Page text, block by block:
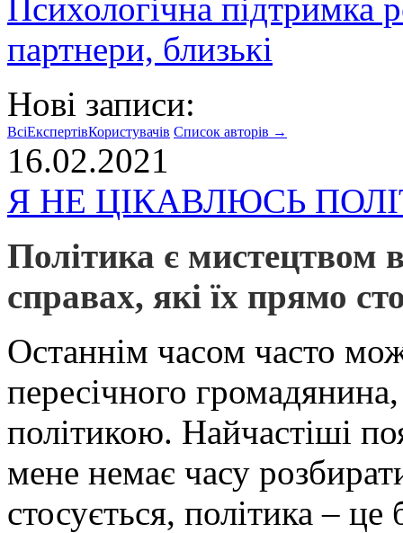
Психологічна підтримка
партнери, близькі
Нові записи:
ВсіЕкспертівКористувачів Список авторів →
16.02.2021
Я НЕ ЦІКАВЛЮСЬ
Політика є мистецтвом
справах, які їх прямо
Останнім часом часто
пересічного
політикою. Найчастіші
мене немає часу
стосується, політика –